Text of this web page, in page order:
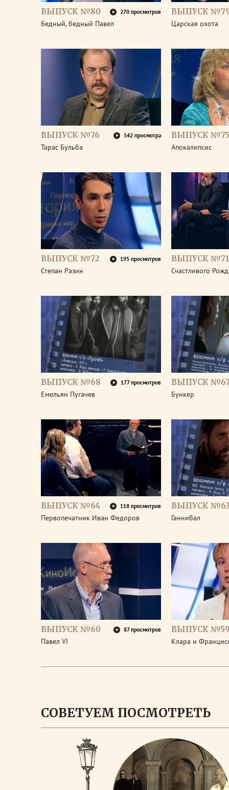
ВЫПУСК №80 270 просмотров
Бедный, бедный Павел
ВЫПУСК
Царская охота
ВЫПУСК №76 542 просмотра
Тарас Бульба
ВЫПУСК №75
Апокалипсис
ВЫПУСК №72 195 просмотров
Степан Разин
ВЫПУСК №71
Счастливого
ВЫПУСК №68 177 просмотров
Емельян Пугачев
ВЫПУСК
Бункер
ВЫПУСК №64 118 просмотров
Первопечатник Иван Федоров
ВЫПУСК
Ганнибал
ВЫПУСК №60 87 просмотров
Павел VI
ВЫПУСК
Клара и
СОВЕТУЕМ ПОСМОТРЕТЬ